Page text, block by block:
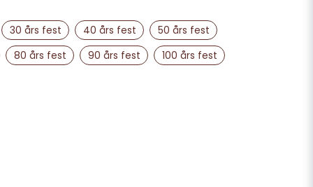
email
Mejladress
fråga
30 års fest 40 års fest
50 års fest
80 års fest 90 års fest
100 års fest